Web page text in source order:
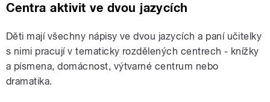
Centra aktivit ve dvou jazycích
Děti mají všechny nápisy ve dvou jazycích a paní učitelky
s nimi pracují v tematicky rozdělených centrech - knížky
a písmena, domácnost, výtvarné centrum nebo
dramatika.